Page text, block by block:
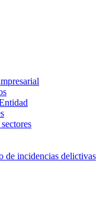
de incidencias delictivas